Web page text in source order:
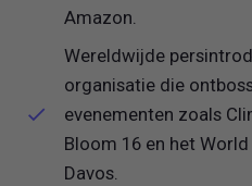
Amazon.
Wereldwijde
organisatie die
evenementen zoals
Bloom 16 en het
Davos.